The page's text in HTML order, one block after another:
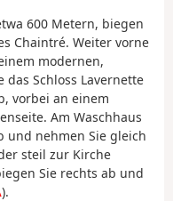
600 Metern, biegen
Chaintré. Weiter vorne
modernen,
das Schloss Lavernette
vorbei an einem
Am Waschhaus
und nehmen Sie gleich
steil zur Kirche
Sie rechts ab und
).